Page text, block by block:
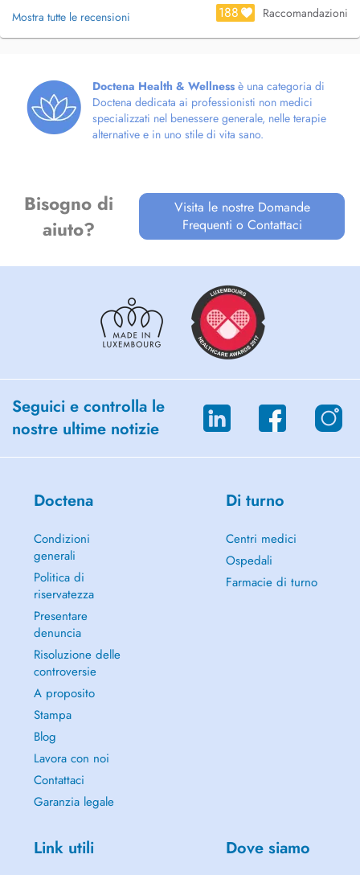
rythme et de la sensibilité de chacun.
Chaque séance est personnalisée et s'adapte à ce que votre corps
Je prends en charge notamment les douleurs musculaires et articulaires
aiguës ou chroniques, le stress, la fatigue, les tensions émotionnelles
ainsi que les déséquilibres fonctionnels.
Mostra tutte le recensioni 188 Raccomandazioni
Doctena Health & Wellness è una categoria di
Doctena dedicata ai professionisti non medici
specializzati nel benessere generale, nelle terapie
alternative e in uno stile di vita sano.
Bisogno di
aiuto?
Visita le nostre Domande
Frequenti o Contattaci
Seguici e controlla le
nostre ultime notizie
Doctena
Condizioni
generali
Politica di
riservatezza
Presentare
denuncia
Risoluzione delle
controversie
A proposito
Stampa
Blog
Lavora con noi
Contattaci
Garanzia legale
Di turno
Centri medici
Ospedali
Farmacie di turno
Link utili Dove siamo